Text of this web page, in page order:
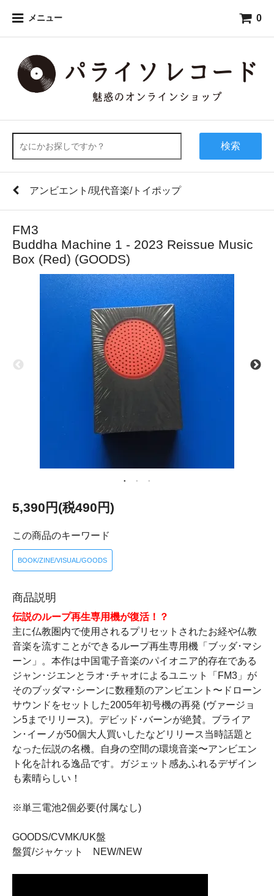
メニュー 0
検索
アンビエント/現代音楽/トイポップ
FM3
Buddha Machine 1 - 2023 Reissue Music
Box (Red) (GOODS)
5,390円(税490円)
この商品のキーワード
BOOK/ZINE/VISUAL/GOODS
商品説明
伝説のループ再生専用機が復活！？
主に仏教圏内で使用されるプリセットされたお経や仏教
音楽を流すことができるループ再生専用機「ブッダ･マシ
ーン」。本作は中国電子音楽のパイオニア的存在である
ジャン･ジエンとラオ･チャオによるユニット「FM3」が
そのブッダマ･シーンに数種類のアンビエント〜ドローン
サウンドをセットした2005年初号機の再発 (ヴァージョ
ン5までリリース)。デビッド･バーンが絶賛。ブライア
ン･イーノが50個大人買いしたなどリリース当時話題と
なった伝説の名機。自身の空間の環境音楽〜アンビエン
ト化を計れる逸品です。ガジェット感あふれるデザイン
も素晴らしい！
※単三電池2個必要(付属なし)
GOODS/CVMK/UK盤
盤質/ジャケット NEW/NEW